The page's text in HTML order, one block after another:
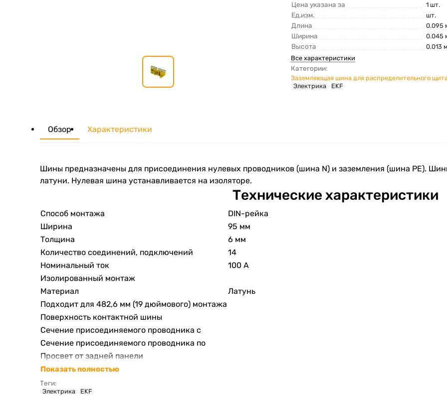
Цена указана за 1 шт.
Ед.изм. шт.
Длина 0.095
Ширина 0.045
Высота
0.013 м
Все характеристики
Категории:
Заземляющая шина для распределительного
Электрика
EKF
Обзор Характеристики
Шины предназначены для присоединения нулевых проводников (шина N) и заземления (шина PE).
латуни. Нулевая шина устанавливается на изоляторе.
Технические характеристики
Способ монтажа
DIN-рейка
Ширина
95 мм
Толщина
6 мм
Количество соединений, подключений
14
Номинальный ток
100 А
Изолированный монтаж
Материал
Латунь
Подходит для 482,6 мм (19 дюймового) монтажа
Поверхность контактной шины
Сечение присоединяемого проводника с
Сечение присоединяемого проводника по
Просвет от задней панели
Показать полностью
Теги:
Электрика EKF